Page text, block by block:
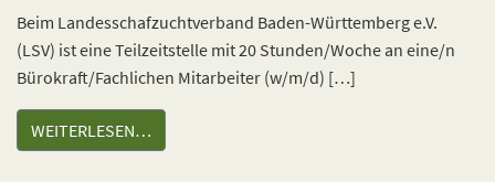
Beim Landesschafzuchtverband Baden-Württemberg e.V.
(LSV) ist eine Teilzeitstelle mit 20 Stunden/Woche an eine/n
Bürokraft/Fachlichen Mitarbeiter (w/m/d) […]
WEITERLESEN…